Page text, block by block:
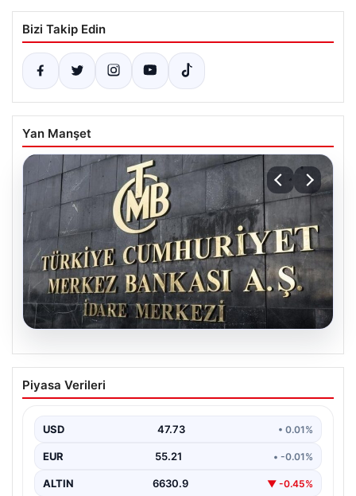
Bizi Takip Edin
Yan Manşet
08.08.2026
Nisan Ayı TCMB Toplantısı: Zamanı ve
Ekonomistlerin Faiz Tahminleri
Politikası Kurulu toplantısı için tarih ve saat…
Piyasa Verileri
USD 47.73 • 0.01%
EUR 55.21 • -0.01%
ALTIN 6630.9 ▼ -0.45%